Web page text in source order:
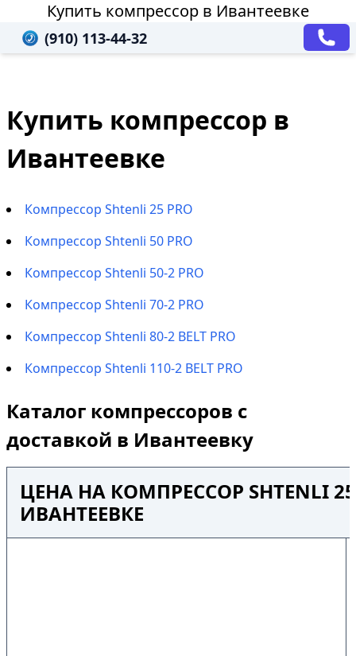
Купить компрессор в Ивантеевке
(910) 113-44-32
Купить компрессор в
Ивантеевке
Компрессор Shtenli 25 PRO
Компрессор Shtenli 50 PRO
Компрессор Shtenli 50-2 PRO
Компрессор Shtenli 70-2 PRO
Компрессор Shtenli 80-2 BELT PRO
Компрессор Shtenli 110-2 BELT PRO
Каталог компрессоров с
доставкой в Ивантеевку
ЦЕНА НА КОМПРЕССОР SHTENLI 25
ИВАНТЕЕВКЕ